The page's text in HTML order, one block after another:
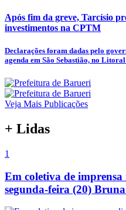
Após fim da greve, Tarcísio
investimentos na CPTM
Declarações foram dadas pelo
agenda em São Sebastião, no
Veja Mais Publicações
+ Lidas
1
Em coletiva de
segunda-feira (20)